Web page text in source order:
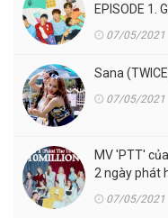
EPISODE 1.
07/05/2021
Sana
07/05/2021
MV 'PTT'
2 ngày phát
07/05/2021